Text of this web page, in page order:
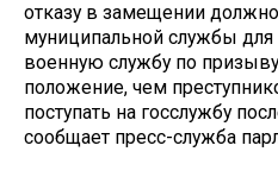
отказу в замещении
муниципальной службы
военную службу по
положение, чем
поступать на госслужбу
сообщает пресс-служба